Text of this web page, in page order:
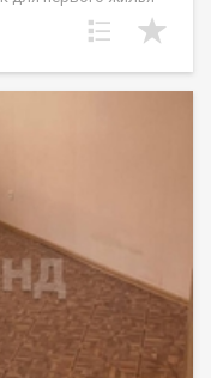
востребовано в
В квартире-студии
счетчики на воду и
шаговой доступности
ремонта. Форма
Рассмотрим обмен
банков
на страховке) *
вторичный рынок,
по строительству
согласование
в эксплуатацию
сделки при покупке